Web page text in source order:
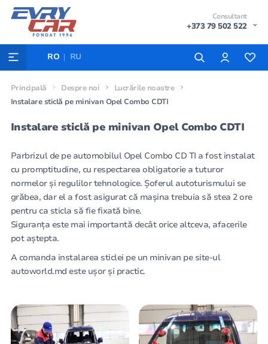
Consultant
+373 79 502 522
RO RU
Principală Despre noi
Lucrările noastre
Instalare sticlă pe minivan Opel Combo CDTI
Instalare sticlă pe minivan Opel Combo CDTI
Parbrizul de pe automobilul Opel Combo CD TI a fost instalat
cu promptitudine, cu respectarea obligatorie a tuturor
normelor și regulilor tehnologice. Șoferul autoturismului se
grăbea, dar el a fost asigurat că mașina trebuia să stea 2 ore
pentru ca sticla să fie fixată bine.
Siguranța este mai importantă decât orice altceva, afacerile
pot aștepta.
A comanda instalarea sticlei pe un minivan pe site-ul
autoworld.md este ușor și practic.